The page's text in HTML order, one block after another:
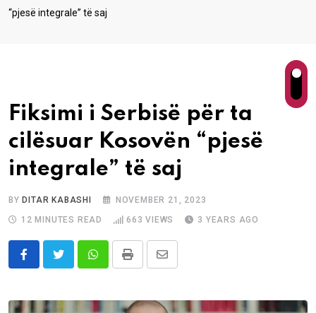
“pjesë integrale” të saj
Fiksimi i Serbisë për ta
cilësuar Kosovën “pjesë
integrale” të saj
BY DITAR KABASHI
NOVEMBER 21, 2023
12 MINUTES READ
663 VIEWS 3 YEARS AGO
WhatsappPrint
Share
Email